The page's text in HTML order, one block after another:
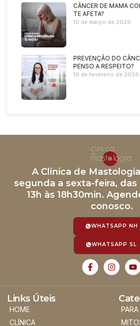
CÂNCER DE MAMA
TE AFETA?
10 de março de 2026
PREVENÇÃO DO
PENSO A RESPEITO?
19 de fevereiro de 2026
A Clínica de
segunda a sexta-feira, das
13h às 18h30min.
conosco.
WHATSAPP NH
WHATSAPP SL
Links Úteis
HOME
CLÍNICA